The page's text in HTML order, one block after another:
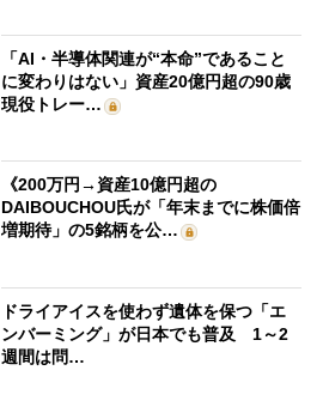
「AI・半導体関連が“本命”であること
に変わりはない」資産20億円超の90歳
現役トレー…
《200万円→資産10億円超の
DAIBOUCHOU氏が「年末までに株価倍
増期待」の5銘柄を公…
ドライアイスを使わず遺体を保つ「エ
ンバーミング」が日本でも普及 1～2
週間は問…